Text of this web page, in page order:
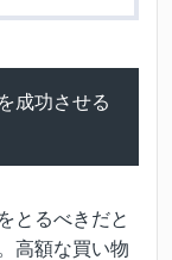
成功させる
とるべきだと
高額な買い物